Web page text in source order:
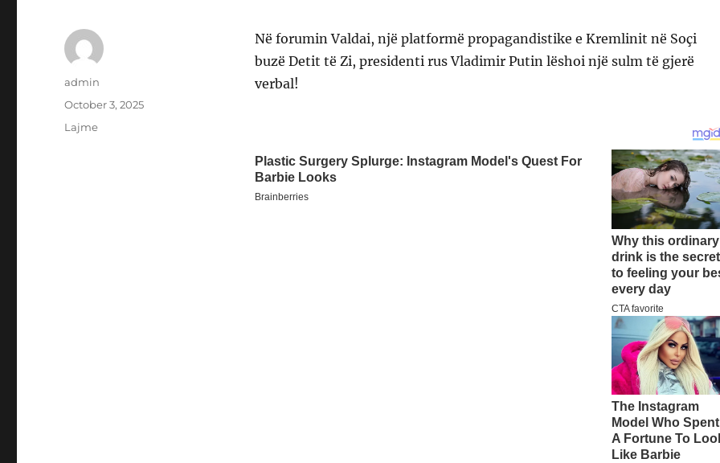
Në forumin Valdai, një platformë propagandistike e Kremlinit në Soçi
buzë Detit të Zi, presidenti rus Vladimir Putin lëshoi një sulm të gjerë
verbal!
Author
admin
Posted
October 3, 2025
Categories
Lajme